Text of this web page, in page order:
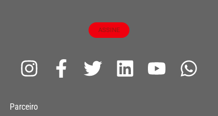
ASSINE
I
s
F
a
T
L
Y
W
Parceiro